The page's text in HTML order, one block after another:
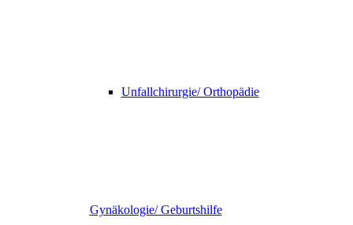
Unfallchirurgie/ Orthopädie
Gynäkologie/ Geburtshilfe